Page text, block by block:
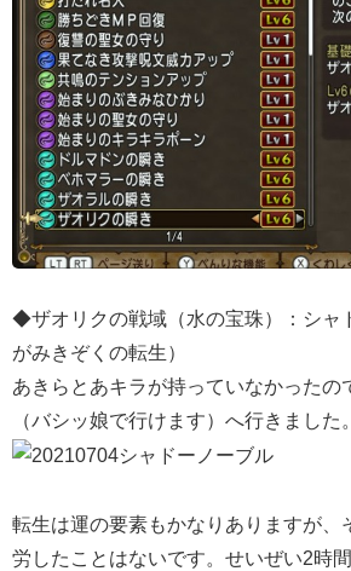
◆ザオリクの戦域（水の宝珠）：シャ
がみきぞくの転生）
あきらとあキラが持っていなかったの
（バシッ娘で行けます）へ行きました。
転生は運の要素もかなりありますが、
労したことはないです。せいぜい2時